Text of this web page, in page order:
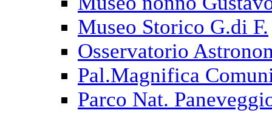
Museo Storico G.di F.
Osservatorio
Pal.Magnifica
Parco Nat.